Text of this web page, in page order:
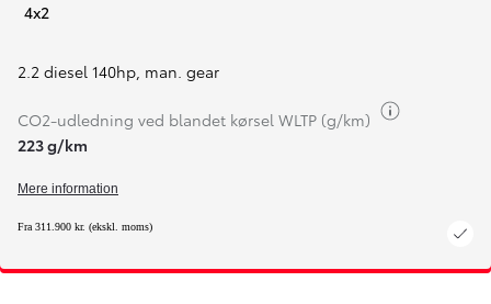
4x2
2.2 diesel 140hp, man. gear
CO2-udledning ved blandet kørsel WLTP (g/km)
223 g/km
Mere information
Fra 311.900 kr. (ekskl. moms)